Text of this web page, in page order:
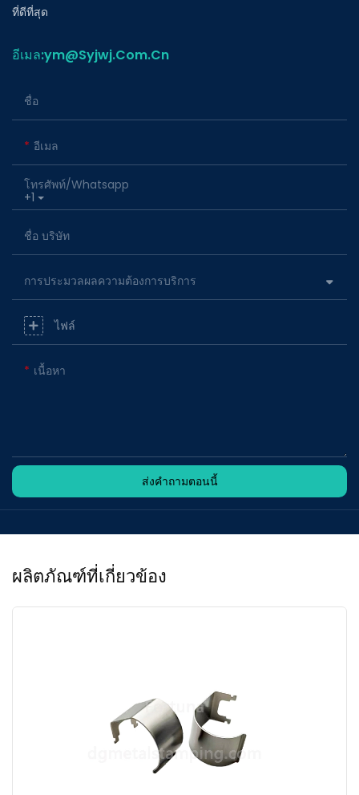
ที่ดีที่สุด
อีเมล:ym@Syjwj.Com.Cn
ชื่อ
อีเมล
+1
โทรศัพท์/whatsapp
ชื่อ บริษัท
การประมวลผลความต้องการบริการ
ไฟล์
เนื้อหา
ส่งคำถามตอนนี้
ผลิตภัณฑ์ที่เกี่ยวข้อง